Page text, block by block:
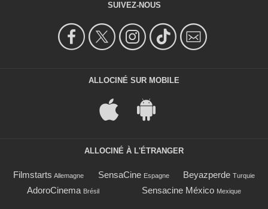
SUIVEZ-NOUS
ALLOCINÉ SUR MOBILE
ALLOCINÉ À L'ÉTRANGER
Filmstarts Allemagne SensaCine Espagne Beyazperde Turquie
AdoroCinema Brésil Sensacine México Mexique